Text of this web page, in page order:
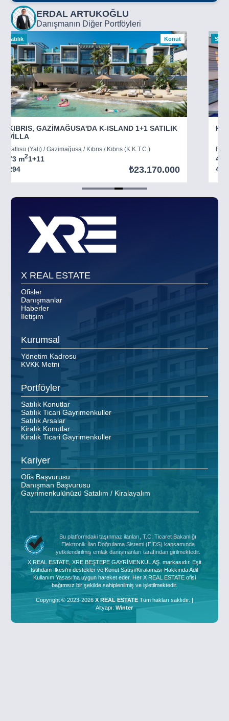
ERDAL ARTUKOĞLU
Danışmanın Diğer Portföyleri
Satılık Konut
KIBRIS, GAZİMAĞUSA'DA K-ISLAND 1+1 SATILIK
VİLLA
Tatlısu (Yalı) / Gazimağusa / Kıbrıs / Kıbrıs (K.K.T.C.)
73 m21+11
294
₺23.170.000
45
403
of
X REAL ESTATE
Ofisler
Danışmanlar
Haberler
İletişim
Kurumsal
Yönetim Kadrosu
KVKK Metni
Portföyler
Satılık Konutlar
Satılık Ticari Gayrimenkuller
Satılık Arsalar
Kiralık Konutlar
Kiralık Ticari Gayrimenkuller
Kariyer
Ofis Başvurusu
Danışman Başvurusu
Gayrimenkulünüzü Satalım / Kiralayalım
Bu platformdaki taşınmaz ilanları, T.C. Ticaret Bakanlığı
Elektronik İlan Doğrulama Sistemi (EİDS) kapsamında
yetkilendirilmiş emlak danışmanları tarafından girilmektedir.
X REAL ESTATE, XRE BEŞTEPE GAYRİMENKUL AŞ. markasıdır. Eşit
İstihdam İlkesi'ni destekler ve Konut Satışı/Kiralaması Hakkında Adil
Kullanım Yasası'na uygun hareket eder. Her X REAL ESTATE ofisi
bağımsız bir şekilde sahiplenilmiş ve işletilmektedir.
Copyright © 2023-2026X REAL ESTATETüm hakları saklıdır. |
Altyapı:Winter